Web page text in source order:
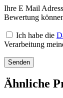
Ihre E Mail
Bewertung
Ich habe die
Verarbeitung
Ähnliche